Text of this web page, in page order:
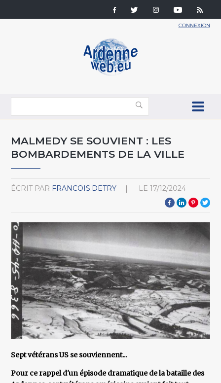
CONNEXION
MALMEDY SE SOUVIENT : LES
BOMBARDEMENTS DE LA VILLE
ÉCRIT PAR FRANCOIS.DETRY LE 17/12/2024
Sept vétérans US se souviennent...
Pour ce rappel d'un épisode dramatique de la bataille des